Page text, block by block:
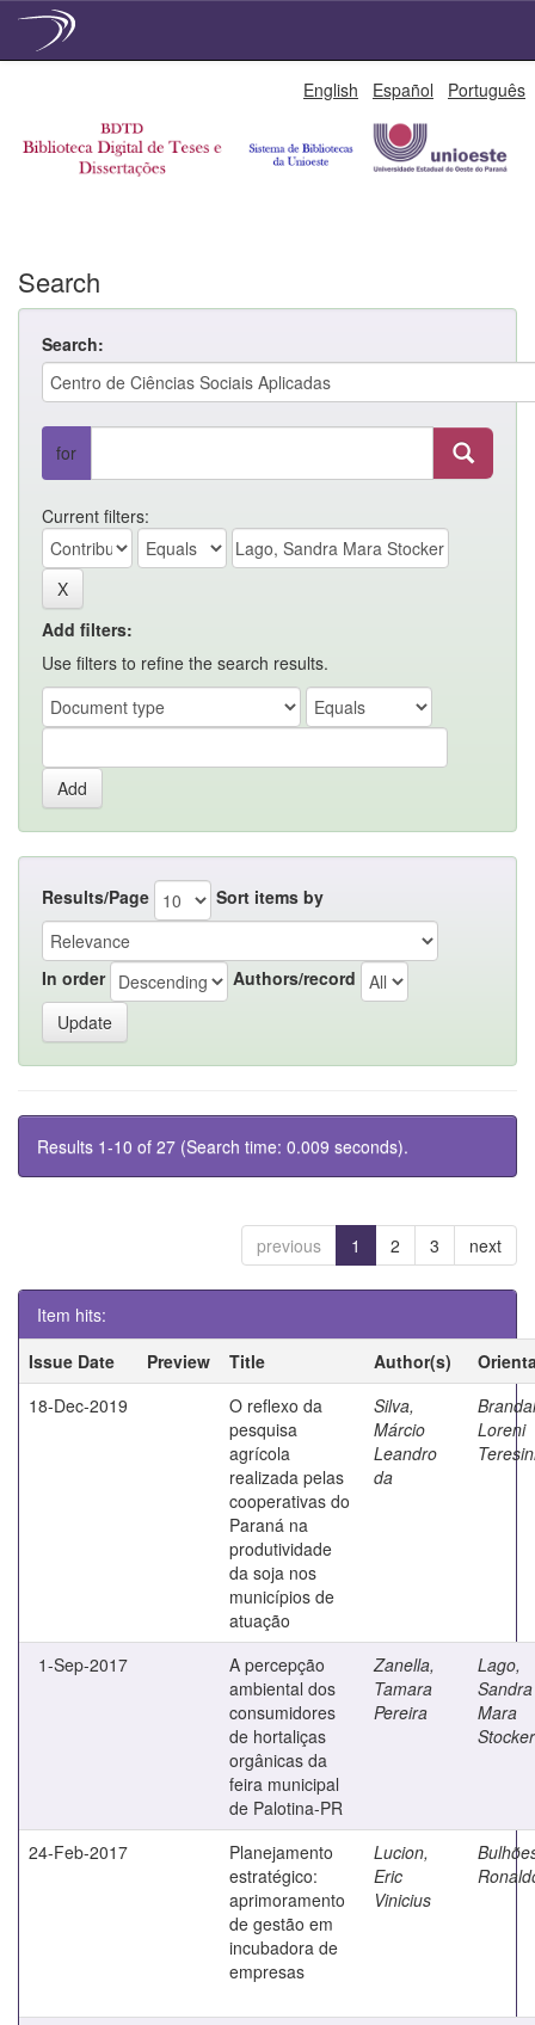
English Español Português
Search
Search:
for
Current filters:
Add filters:
Use filters to refine the search results.
Results/Page Sort items by
In order Authors/record
Results 1-10 of 27 (Search time: 0.009 seconds).
previous 1 2 3 next
Item hits:
Issue Date
Preview Title Author(s)
18-Dec-2019
O reflexo da
pesquisa
agrícola
realizada pelas
cooperativas do
Paraná na
produtividade
da soja nos
municípios de
atuação
Silva,
Márcio
Leandro
da
Loreni
1-Sep-2017
A percepção
ambiental dos
consumidores
de hortaliças
orgânicas da
feira municipal
de Palotina-PR
Zanella,
Tamara
Pereira
Lago,
Sandra
Mara
Stocker
24-Feb-2017
Planejamento
estratégico:
aprimoramento
de gestão em
incubadora de
empresas
Lucion,
Eric
Vinicius